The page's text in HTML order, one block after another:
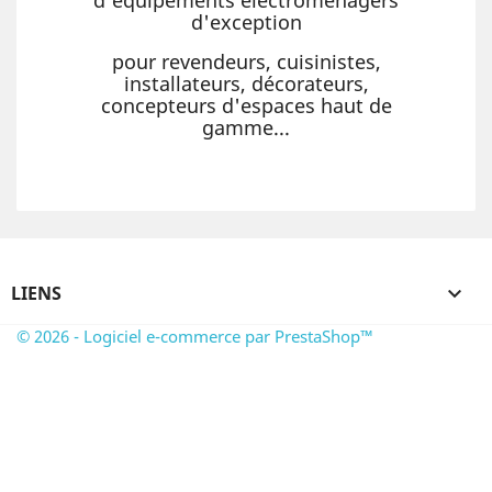
d'exception
pour revendeurs, cuisinistes,
installateurs, décorateurs,
concepteurs d'espaces haut de
gamme...
LIENS 
© 2026 - Logiciel e-commerce par PrestaShop™